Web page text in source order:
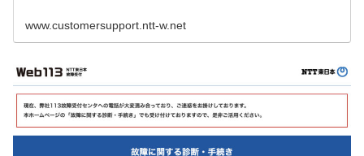
www.customersupport.ntt-w.net